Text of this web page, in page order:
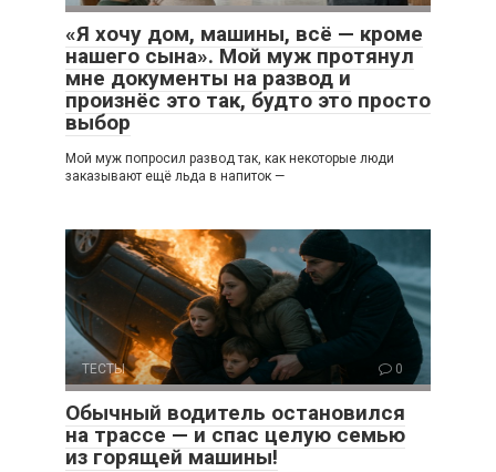
«Я хочу дом, машины, всё — кроме
нашего сына». Мой муж протянул
мне документы на развод и
произнёс это так, будто это просто
выбор
Мой муж попросил развод так, как некоторые люди
заказывают ещё льда в напиток —
ТЕСТЫ 0
Обычный водитель остановился
на трассе — и спас целую семью
из горящей машины!